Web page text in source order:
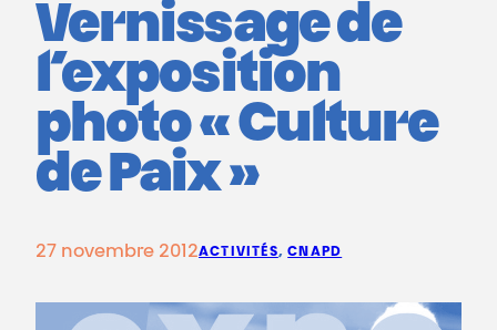
Vernissage de
l’exposition
photo « Culture
de Paix »
27 novembre 2012ACTIVITÉS, CNAPD